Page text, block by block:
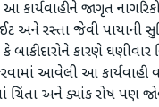
આ કાર્યવાહીને જાગૃત
રસ્તા જેવી પાયાની
બાકીદારોને કારણે
આવેલી આ કાર્યવાહી
ચિંતા અને ક્યાંક રોષ પણ